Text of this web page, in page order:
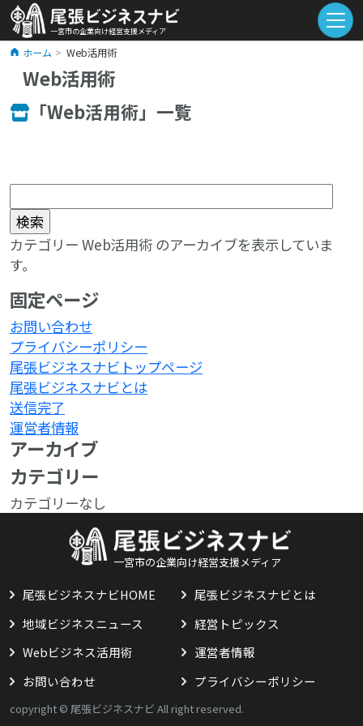
一宮市の企業向け経営支援メディア
ホーム Web活用術
Web活用術
「Web活用術」一覧
索:
カテゴリー Web活用術 のアーカイブを表示していま
す。
固定ページ
お問い合わせ
プライバシーポリシー
尾張ビジネスナビトップページ
尾張ビジネスナビとは
送信完了
運営者情報
アーカイブ
カテゴリー
カテゴリーなし
一宮市の企業向け経営支援メディア
尾張ビジネスナビHOME
尾張ビジネスナビとは
地域ビジネスニュース
経営トピックス
Webビジネス活用術
運営者情報
お問い合わせ
プライバシーポリシー
copyright © 尾張ビジネスナビ All right reserved.